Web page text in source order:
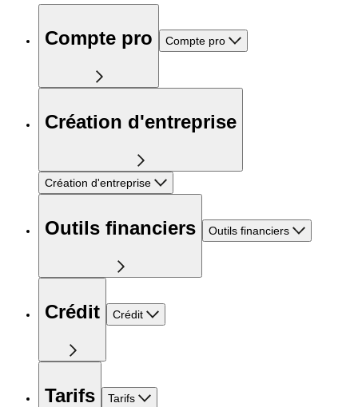
Compte pro Compte pro
Création d'entreprise
Création d'entreprise
Outils financiers Outils financiers
Crédit Crédit
Tarifs Tarifs